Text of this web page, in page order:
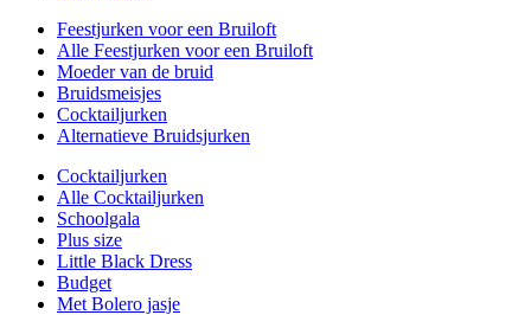
Feestjurken voor een Bruiloft
Alle Feestjurken voor een Bruiloft
Moeder van de bruid
Bruidsmeisjes
Cocktailjurken
Alternatieve Bruidsjurken
Cocktailjurken
Alle Cocktailjurken
Schoolgala
Plus size
Little Black Dress
Budget
Met Bolero jasje